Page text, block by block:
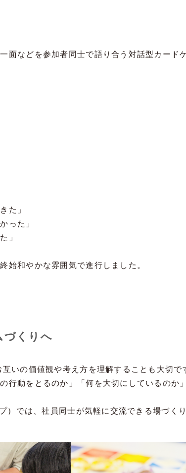
面などを参加者同士で語り合う対話型カード
た」
った」
」
始和やかな雰囲気で進行しました。
づくりへ
いの価値観や考え方を理解することも大切で
行動をとるのか」「何を大切にしているのか
では、社員同士が気軽に交流できる場づく